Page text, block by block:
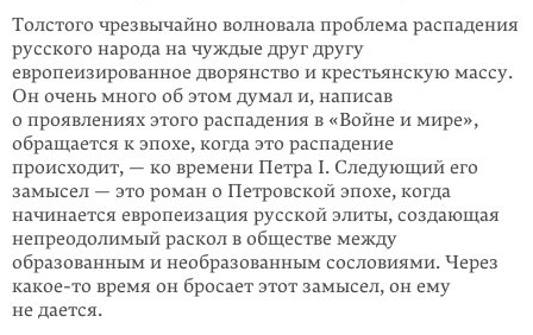
Толстого чрезвычайно волновала проблема распадения
русского народа на чуж­­дые друг другу
европеизированное дворянство и крестьянскую массу.
Он очень много об этом думал и, написав
о проявлениях этого распадения в «Вой­не и мире»,
обращается к эпохе, когда это распадение
происходит, — ко времени Петра I. Следующий его
замысел — это роман о Петровской эпохе, когда
начинается европеизация русской элиты, создающая
непреодолимый раскол в обществе между
образованным и необразованным сословиями. Через
какое-то время он бросает этот замысел, он ему
не дается.